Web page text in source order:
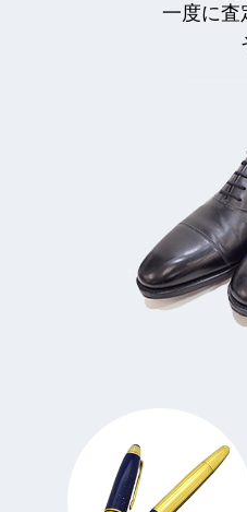
一度に査